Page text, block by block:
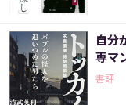
自分
専マ
書評